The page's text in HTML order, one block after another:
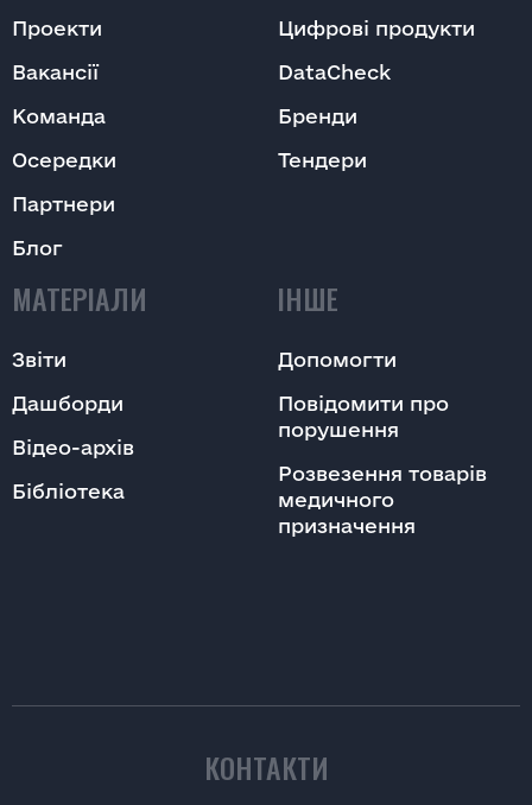
Проекти
Вакансії
Команда
Осередки
Партнери
Блог
Цифрові продукти
DataCheck
Бренди
Тендери
МАТЕРІАЛИ
Звіти
Дашборди
Відео-архів
Бібліотека
ІНШЕ
Допомогти
Повідомити про
порушення
Розвезення товарів
медичного
призначення
КОНТАКТИ